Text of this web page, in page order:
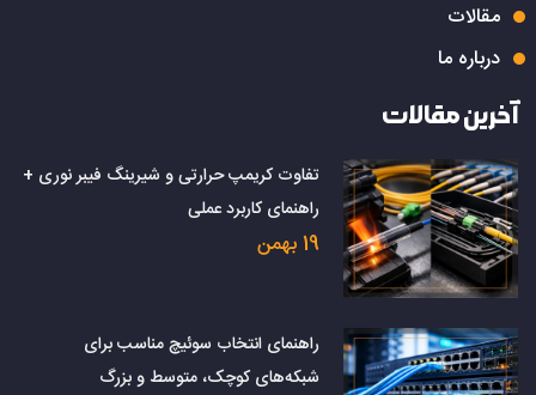
مقالات
درباره ما
آخرین مقالات
تفاوت کریمپ حرارتی و شیرینگ فیبر نوری +
راهنمای کاربرد عملی
19 بهمن
راهنمای انتخاب سوئیچ مناسب برای
شبکه‌های کوچک، متوسط و بزرگ